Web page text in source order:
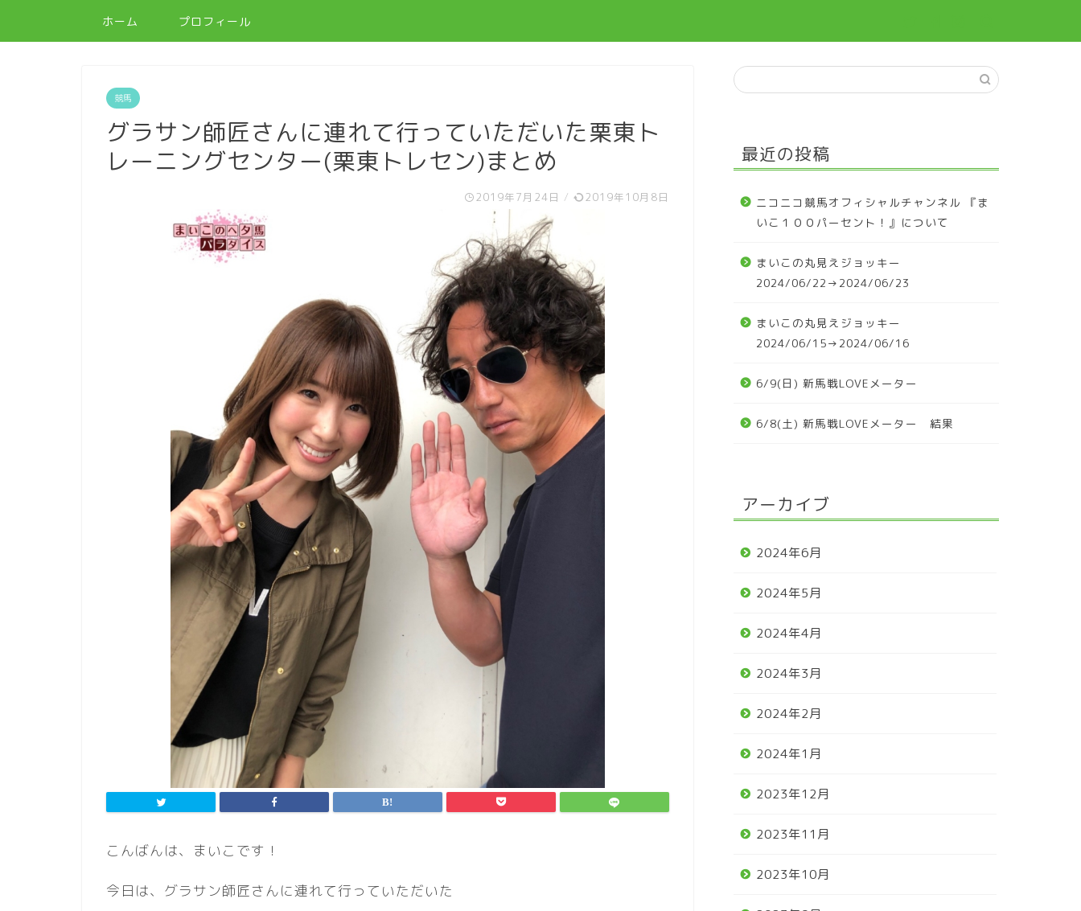
ホーム プロフィール
競馬
グラサン師匠さんに連れて行っていただいた栗東ト
レーニングセンター(栗東トレセン)まとめ
2019年7月24日 / 2019年10月8日
こんばんは、まいこです！
今日は、グラサン師匠さんに連れて行っていただいた
最近の投稿
ニコニコ競馬オフィシャルチャンネル 『ま
いこ１００パーセント！』について
まいこの丸見えジョッキー
2024/06/22→2024/06/23
まいこの丸見えジョッキー
2024/06/15→2024/06/16
6/9(日) 新馬戦LOVEメーター
6/8(土) 新馬戦LOVEメーター 結果
アーカイブ
2024年6月
2024年5月
2024年4月
2024年3月
2024年2月
2024年1月
2023年12月
2023年11月
2023年10月